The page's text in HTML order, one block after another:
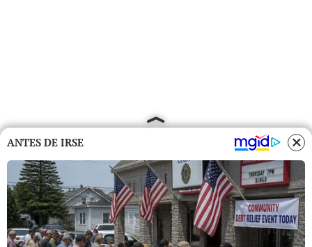
ANTES DE IRSE